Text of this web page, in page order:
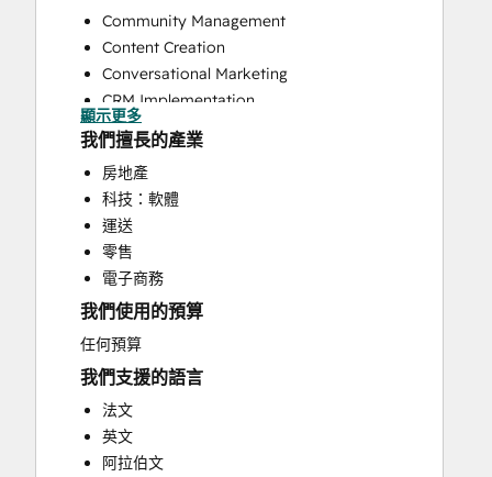
Community Management
Content Creation
Conversational Marketing
CRM Implementation
CRM Migration
Custom API Integrations
Customer Marketing
Email Marketing
Full Inbound Marketing Services
Help Desk Implementation
Paid Advertising
Sales and Marketing Alignment
Sales Enablement
Social Media
Website Design
Website Development
Website Migration
顯示更多
我們擅長的產業
房地產
科技：軟體
運送
零售
電子商務
我們使用的預算
任何預算
我們支援的語言
法文
英文
阿拉伯文